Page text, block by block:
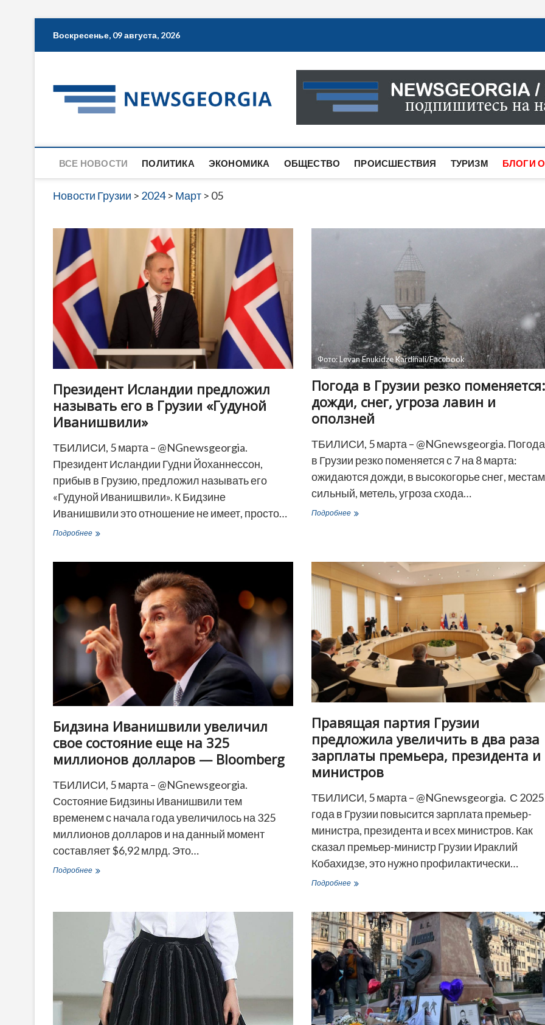
Воскресенье, 09 августа, 2026
Новости Грузии
САМАЯ АКТУАЛЬНАЯ ИНФОРМАЦИЯ О СОБЫТИЯХ
САЙТЕ ВЫ НАЙДЕТЕ НОВОСТИ ПОЛИТИКИ,
ВСЕ НОВОСТИ ПОЛИТИКА ЭКОНОМИКА ОБЩЕСТВО ПРОИСШЕСТВИЯ ТУРИЗМ БЛОГИ
Новости Грузии > 2024> Март > 05
Президент Исландии предложил
называть его в Грузии «Гудуной
Иванишвили»
ТБИЛИСИ, 5 марта – @NGnewsgeorgia.
Президент Исландии Гудни Йоханнессон,
прибыв в Грузию, предложил называть его
«Гудуной Иванишвили». К Бидзине
Иванишвили это отношение не имеет, просто…
ПодробнееПрезидент
Грузии
«Гудуной
Иванишвили»
Фото: Levan Enukidze Kardinali/Facebook
Погода в Грузии резко поменяется:
дожди, снег, угроза лавин и
оползней
ТБИЛИСИ, 5 марта – @NGnewsgeorgia. Погода
в Грузии резко поменяется с 7 на 8 марта:
ожидаются дожди, в высокогорье снег,
сильный, метель, угроза cхода…
ПодробнееПогода
дожди,
снег,
угроза
лавин
оползней
Бидзина Иванишвили увеличил
свое состояние еще на 325
миллионов долларов — Bloomberg
ТБИЛИСИ, 5 марта – @NGnewsgeorgia.
Состояние Бидзины Иванишвили тем
временем с начала года увеличилось на 325
миллионов долларов и на данный момент
составляет $6,92 млрд. Это…
ПодробнееБидзина
состояние
325
миллионов
долларов
Bloomberg
Правящая партия Грузии
предложила увеличить в два раза
зарплаты премьера, президента и
министров
ТБИЛИСИ, 5 марта – @NGnewsgeorgia. С 2025
года в Грузии повысится зарплата премьер-
министра, президента и всех министров. Как
сказал премьер-министр Грузии Ираклий
Кобахидзе, это нужно профилактически…
ПодробнееПравящая
предложила
увеличить
в
два
раза
зарплаты
премьера,
президента
и
министров